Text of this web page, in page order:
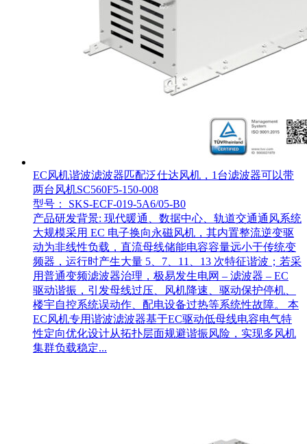
EC风机谐波滤波器匹配泛仕达风机，1台滤波器可以带
两台风机SC560F5-150-008
型号： SKS-ECF-019-5A6/05-B0
产品研发背景: 现代暖通、数据中心、轨道交通通风系统
大规模采用 EC 电子换向永磁风机，其内置整流逆变驱
动为非线性负载，直流母线储能电容容量远小于传统变
频器，运行时产生大量 5、7、11、13 次特征谐波；若采
用普通变频滤波器治理，极易发生电网 – 滤波器 – EC
驱动谐振，引发母线过压、风机降速、驱动保护停机、
楼宇自控系统误动作、配电设备过热等系统性故障。 本
EC风机专用谐波滤波器基于EC驱动低母线电容电气特
性定向优化设计从拓扑层面规避谐振风险，实现多风机
集群负载稳定...